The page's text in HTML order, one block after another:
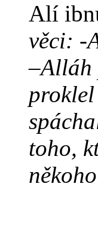
Alí
věci: -
–Alláh
toho,